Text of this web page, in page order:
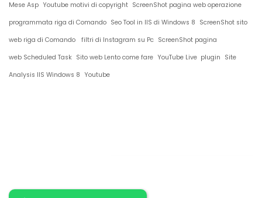
Mese Asp Youtube motivi di copyright ScreenShot pagina web operazione
programmata riga di Comando Seo Tool in IIS di Windows 8 ScreenShot sito
web riga di Comando
filtri di Instagram su Pc ScreenShot pagina
web Scheduled Task Sito web Lento come fare YouTube Live plugin Site
Analysis IIS Windows 8 Youtube